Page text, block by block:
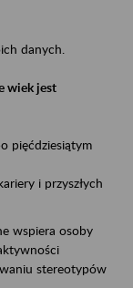
danych.
wiek jest
pięćdziesiątym
i przyszłych
wspiera osoby
stereotypów